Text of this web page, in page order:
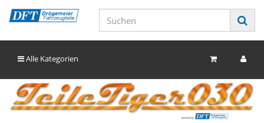
Alle Kategorien